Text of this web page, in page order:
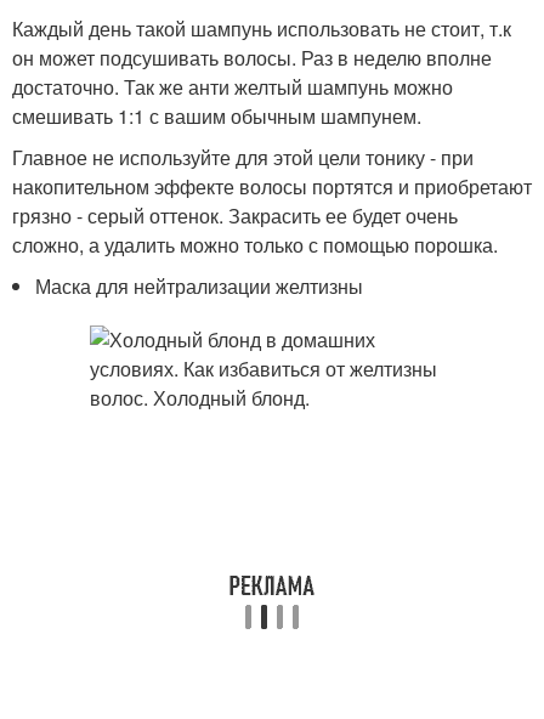
Каждый день такой шампунь использовать не стоит, т.к
он может подсушивать волосы. Раз в неделю вполне
достаточно. Так же анти желтый шампунь можно
смешивать 1:1 с вашим обычным шампунем.
Главное не используйте для этой цели тонику - при
накопительном эффекте волосы портятся и приобретают
грязно - серый оттенок. Закрасить ее будет очень
сложно, а удалить можно только с помощью порошка.
Маска для нейтрализации желтизны